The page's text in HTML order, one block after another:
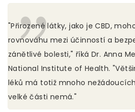
"Přirozené látky, jako je CBD,
rovnováhu mezi účinností a
zánětlivé bolesti," říká Dr. Anna
National Institute of Health.
léků má totiž mnoho
velké části nemá."